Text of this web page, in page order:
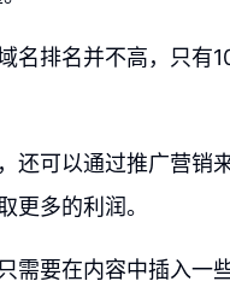
名排名并不高，只有
还可以通过推广营销
更多的利润。
需要在内容中插入一